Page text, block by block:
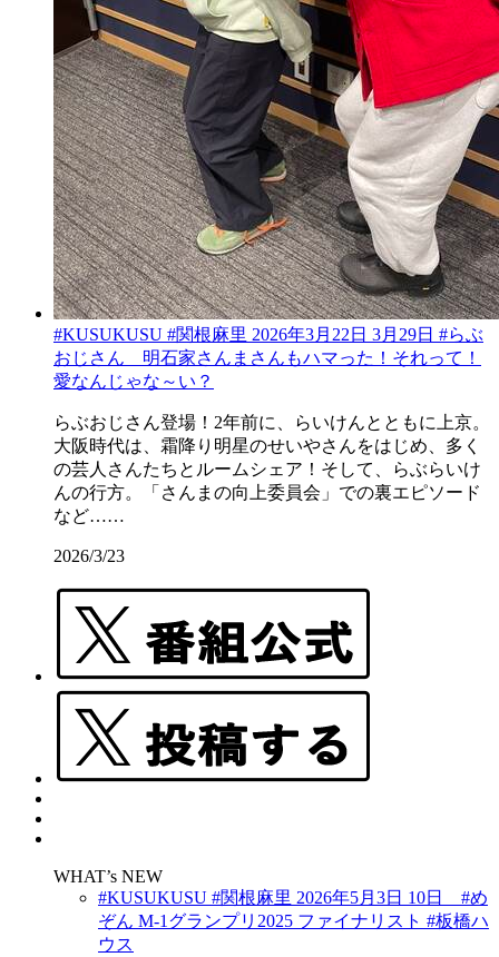
#KUSUKUSU #関根麻里 2026年3月22日 3月29日 #らぶ
おじさん 明石家さんまさんもハマった！それって！
愛なんじゃな～い？
らぶおじさん登場！2年前に、らいけんとともに上京。
大阪時代は、霜降り明星のせいやさんをはじめ、多く
の芸人さんたちとルームシェア！そして、らぶらいけ
んの行方。「さんまの向上委員会」での裏エピソード
など……
2026/3/23
WHAT’s NEW
#KUSUKUSU #関根麻里 2026年5月3日 10日 #め
ぞん M-1グランプリ2025 ファイナリスト #板橋ハ
ウス